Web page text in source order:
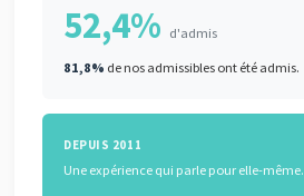
52,4% d'admis
81,8% de nos admissibles ont été admis.
DEPUIS 2011
Une expérience qui parle pour elle-même.